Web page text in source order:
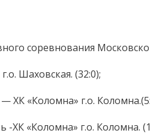
соревнования
Шаховская. (32:0);
ХК «Коломна» г.о.
-ХК «Коломна» г.о. Коломна.